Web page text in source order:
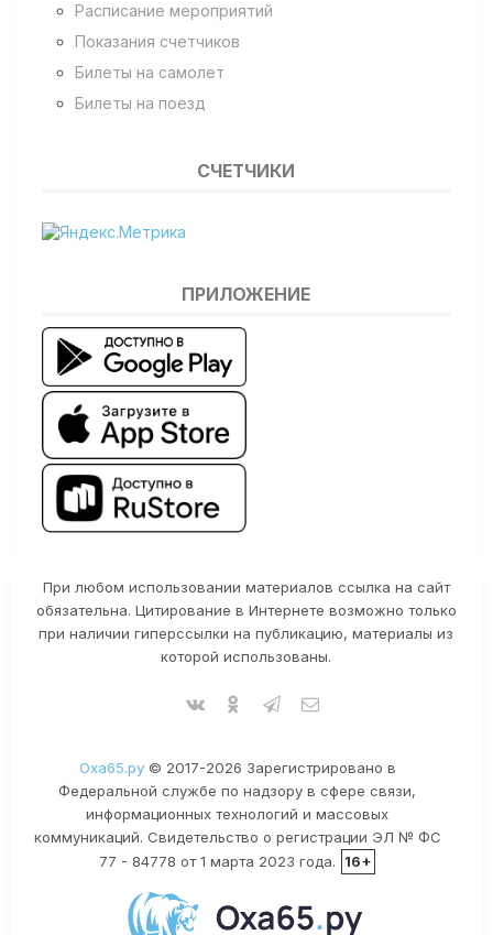
Расписание мероприятий
Показания счетчиков
Билеты на самолет
Билеты на поезд
СЧЕТЧИКИ
ПРИЛОЖЕНИЕ
При любом использовании материалов ссылка на сайт
обязательна. Цитирование в Интернете возможно только
при наличии гиперссылки на публикацию, материалы из
которой использованы.
Оха65.ру© 2017-2026 Зарегистрировано в
Федеральной службе по надзору в сфере связи,
информационных технологий и массовых
коммуникаций. Свидетельство о регистрации ЭЛ № ФС
77 - 84778 от 1 марта 2023 года.
16+